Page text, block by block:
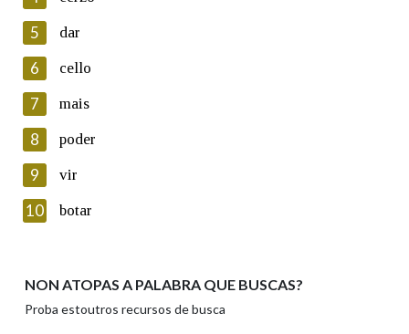
Lin e acepto as condicións da política de
Introduce o código que aparece na imaxe:
Texto de verificación
Enviar
5 dar
6 cello
7 mais
8 poder
9 vir
10 botar
NON ATOPAS A PALABRA QUE BUSCAS?
Proba estoutros recursos de busca